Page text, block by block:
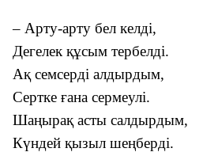
– Арту-арту бел келді,
Дегелек құсым тербелді.
Ақ семсерді алдырдым,
Сертке ғана сермеулі.
Шаңырақ асты салдырдым,
Күндей қызыл шеңберді.